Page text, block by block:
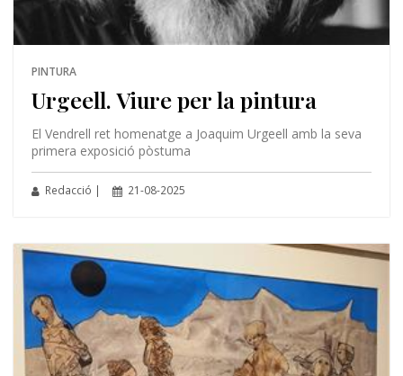
PINTURA
Urgeell. Viure per la pintura
El Vendrell ret homenatge a Joaquim Urgeell amb la seva
primera exposició pòstuma
Redacció | 21-08-2025